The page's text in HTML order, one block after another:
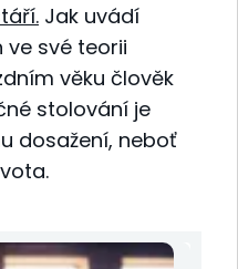
Jak uvádí
ve své teorii
věku člověk
stolování je
dosažení, neboť